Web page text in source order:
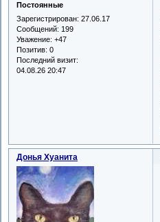
Постоянные
Зарегистрирован: 27.06.17
Сообщений: 199
Уважение: +47
Позитив: 0
Последний визит:
04.08.26 20:47
Донья Хуанита